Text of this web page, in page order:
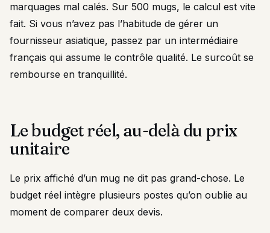
marquages mal calés. Sur 500 mugs, le calcul est vite
fait. Si vous n’avez pas l’habitude de gérer un
fournisseur asiatique, passez par un intermédiaire
français qui assume le contrôle qualité. Le surcoût se
rembourse en tranquillité.
Le budget réel, au-delà du prix
unitaire
Le prix affiché d’un mug ne dit pas grand-chose. Le
budget réel intègre plusieurs postes qu’on oublie au
moment de comparer deux devis.